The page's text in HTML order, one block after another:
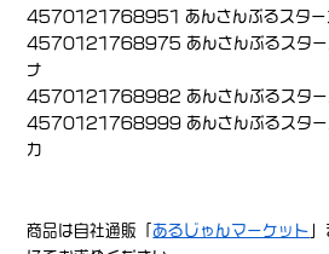
4570121768951 あんさんぶるスター
4570121768975 あんさんぶるスター
ナ
4570121768982 あんさんぶるスター
4570121768999 あんさんぶるスター
カ
商品は自社通販「あるじゃんマーケット